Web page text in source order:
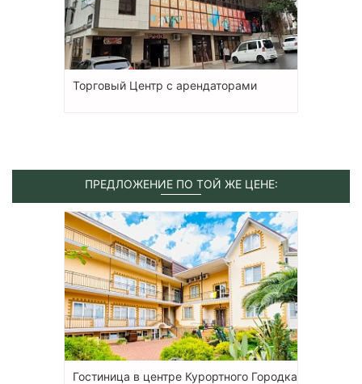
Торговый Центр с арендаторами
ПРЕДЛОЖЕНИЕ ПО ТОЙ ЖЕ ЦЕНЕ:
Гостиница в центре Курортного Городка